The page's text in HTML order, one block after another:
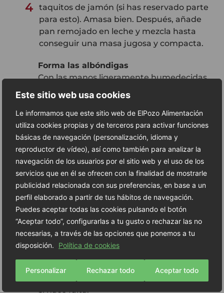
Este sitio web usa cookies
Le informamos que este sitio web de ElPozo Alimentación
utiliza cookies propias y de terceros para activar funciones
básicas de navegación (personalización, idioma y
reproductor de vídeo), así como también para analizar la
navegación de los usuarios por el sitio web y el uso de los
servicios que en él se ofrecen con la finalidad de mostrarle
publicidad relacionada con sus preferencias, en base a un
perfil elaborado a partir de tus hábitos de navegación.
Puedes aceptar todas las cookies pulsando el botón
“Aceptar todo”, configurarlas a tu gusto o rechazar las no
necesarias, a través de las opciones que ponemos a tu
disposición.
Política de cookies
Personalizar Rechazar todo Aceptar todo
4
taquitos de jamón (si has reservado parte
para esto). Amasa bien. Después, añade
pan remojado en leche y mezcla hasta
conseguir una masa jugosa y compacta.
5
Forma las albóndigas
Con las manos ligeramente humedecidas,
forma bolitas del tamaño de una nuez.
Enharínalas ligeramente para que
mantengan su forma al freírlas.
6
Fríe las albóndigas
Calienta aceite en una sartén profunda
hasta que humee ligeramente. Fríe las
albóndigas hasta que estén doradas por
fuera. No es necesario que se cocinen del
todo por dentro, ya que terminarán de
hacerse en la salsa.
7
Incorpora el caldo al sofrito
Cuando el sofrito esté bien cocinado, añade
rompa a hervir. Esta será la base de cocción
de las albóndigas. Remueve y ajusta de sal
si hace falta.